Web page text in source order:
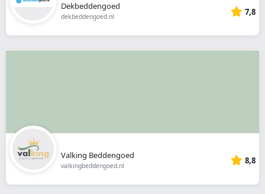
Dekbeddengoed
dekbeddengoed.nl 7,8
Valking Beddengoed
valkingbeddengoed.nl 8,8